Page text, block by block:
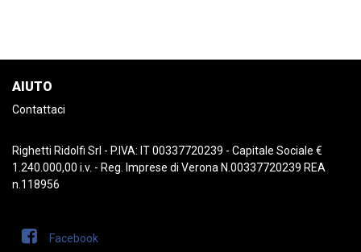
AIUTO
Contattaci
Righetti Ridolfi Srl - P.IVA: IT 00337720239 - Capitale Sociale €
1.240.000,00 i.v. - Reg. Imprese di Verona N.00337720239 REA
n.118956
Facebook